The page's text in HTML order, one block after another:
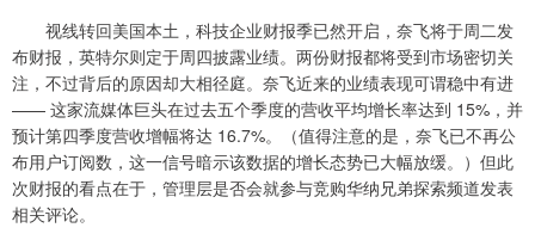
视线转回美国本土，科技企业财报季已然开启，奈飞将于周二发
布财报，英特尔则定于周四披露业绩。两份财报都将受到市场密切关
注，不过背后的原因却大相径庭。奈飞近来的业绩表现可谓稳中有进
—— 这家流媒体巨头在过去五个季度的营收平均增长率达到 15%，并
预计第四季度营收增幅将达 16.7%。（值得注意的是，奈飞已不再公
布用户订阅数，这一信号暗示该数据的增长态势已大幅放缓。）但此
次财报的看点在于，管理层是否会就参与竞购华纳兄弟探索频道发表
相关评论。